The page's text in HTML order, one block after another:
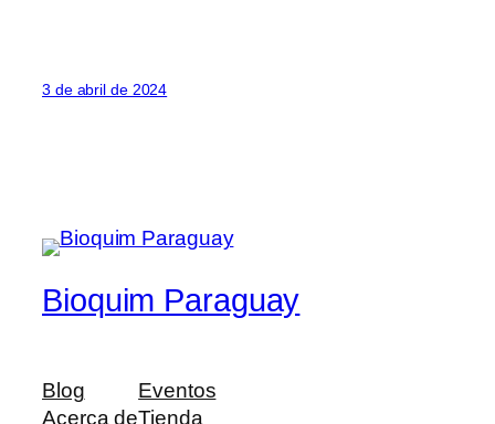
3 de abril de 2024
Bioquim Paraguay
Blog
Acerca de
Eventos
Tienda